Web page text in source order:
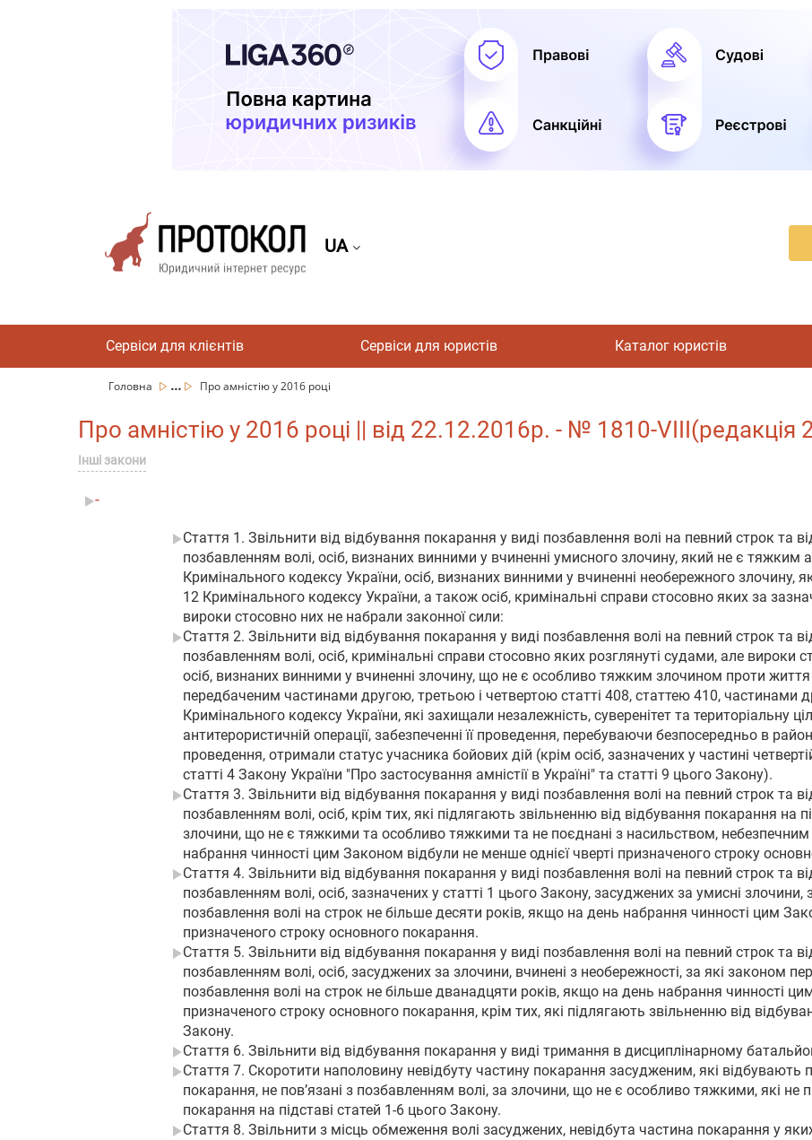
UA
Сервіси для клієнтів Сервіси для юристів Каталог юристів
Головна ... Про амністію у 2016 році
Про амністію у 2016 році || від 22.12.2016р. - № 1810-VIII(редакція
Інші закони
-
Стаття 1. Звільнити від відбування покарання у виді позбавлення волі на певний строк та
позбавленням волі, осіб, визнаних винними у вчиненні умисного злочину, який не є тяжким
Кримінального кодексу України, осіб, визнаних винними у вчиненні необережного злочину,
12 Кримінального кодексу України, а також осіб, кримінальні справи стосовно яких за
вироки стосовно них не набрали законної сили:
Стаття 2. Звільнити від відбування покарання у виді позбавлення волі на певний строк та
позбавленням волі, осіб, кримінальні справи стосовно яких розглянуті судами, але вироки
осіб, визнаних винними у вчиненні злочину, що не є особливо тяжким злочином проти
передбаченим частинами другою, третьою і четвертою статті 408, статтею 410, частинами
Кримінального кодексу України, які захищали незалежність, суверенітет та територіальну
антитерористичній операції, забезпеченні її проведення, перебуваючи безпосередньо в
проведення, отримали статус учасника бойових дій (крім осіб, зазначених у частині
статті 4 Закону України "Про застосування амністії в Україні" та статті 9 цього Закону).
Стаття 3. Звільнити від відбування покарання у виді позбавлення волі на певний строк та
позбавленням волі, осіб, крім тих, які підлягають звільненню від відбування покарання на
злочини, що не є тяжкими та особливо тяжкими та не поєднані з насильством,
набрання чинності цим Законом відбули не менше однієї чверті призначеного строку
Стаття 4. Звільнити від відбування покарання у виді позбавлення волі на певний строк та
позбавленням волі, осіб, зазначених у статті 1 цього Закону, засуджених за умисні
позбавлення волі на строк не більше десяти років, якщо на день набрання чинності цим
призначеного строку основного покарання.
Стаття 5. Звільнити від відбування покарання у виді позбавлення волі на певний строк та
позбавленням волі, осіб, засуджених за злочини, вчинені з необережності, за які законом
позбавлення волі на строк не більше дванадцяти років, якщо на день набрання чинності
призначеного строку основного покарання, крім тих, які підлягають звільненню від
Закону.
Стаття 6. Звільнити від відбування покарання у виді тримання в дисциплінарному
Стаття 7. Скоротити наполовину невідбуту частину покарання засудженим, які відбувають
покарання, не пов’язані з позбавленням волі, за злочини, що не є особливо тяжкими, які не
покарання на підставі статей 1-6 цього Закону.
Стаття 8. Звільнити з місць обмеження волі засуджених, невідбута частина покарання у